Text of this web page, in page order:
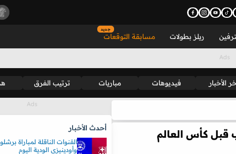
ريلز بطولات مسابقة التوقعات
جديد
الأخبار فيديوهات مباريات ترتيب الفرق
قبل كأس العالم
أحدث الأخبار
القنوات الناقلة لمباراة
وأودينيزي الودية اليوم